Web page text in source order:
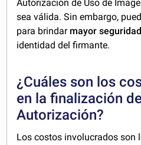
Autorización de Uso de
sea válida. Sin embargo,
para brindar mayor seguridad
identidad del firmante.
¿Cuáles son los
en la finalización
Autorización?
Los costos involucrados son